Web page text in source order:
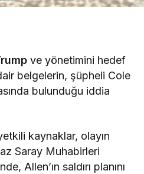
ve yönetimini hedef
belgelerin, şüpheli Cole
bulunduğu iddia
kaynaklar, olayın
Saray Muhabirleri
Allen’ın saldırı planını